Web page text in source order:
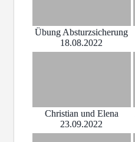
Übung Absturzsicherung
18.08.2022
Christian und Elena
23.09.2022